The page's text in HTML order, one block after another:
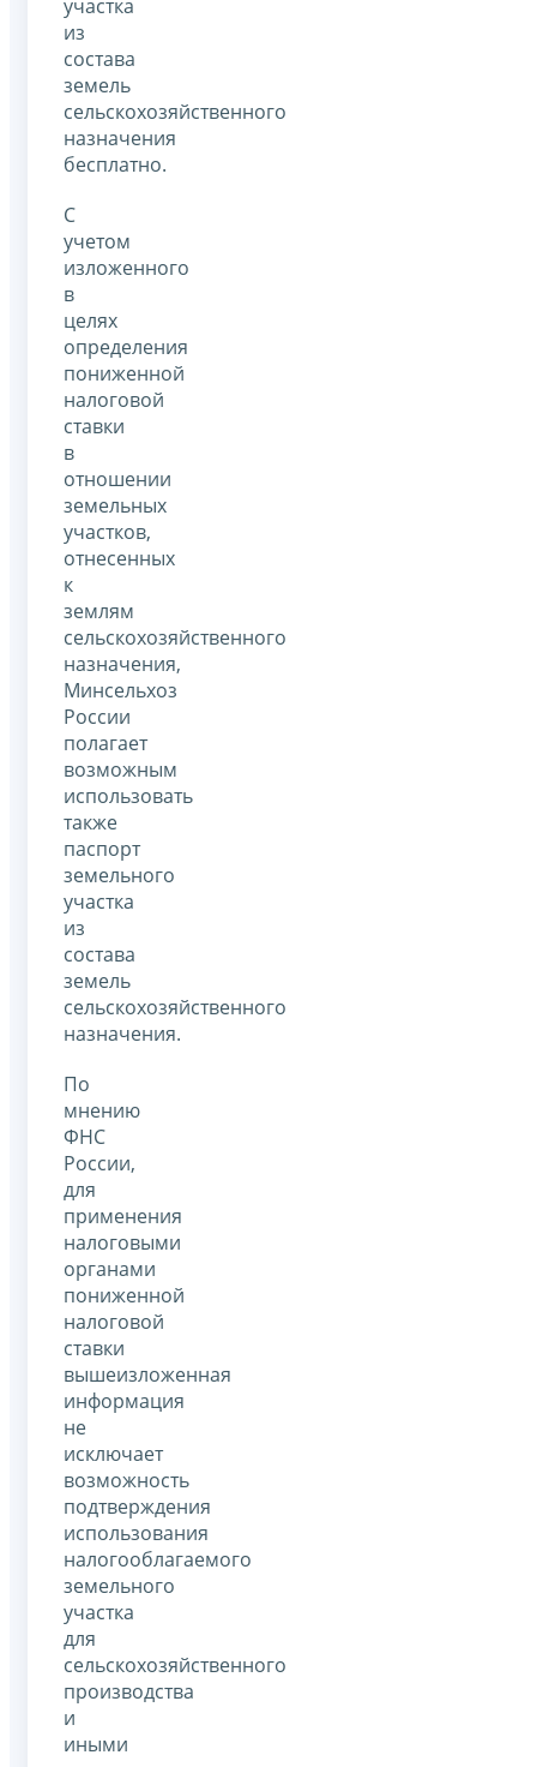
участка
из
состава
земель
сельскохозяйственного
назначения
бесплатно.
С
учетом
изложенного
в
целях
определения
пониженной
налоговой
ставки
в
отношении
земельных
участков,
отнесенных
к
землям
сельскохозяйственного
назначения,
Минсельхоз
России
полагает
возможным
использовать
также
паспорт
земельного
участка
из
состава
земель
сельскохозяйственного
назначения.
По
мнению
ФНС
России,
для
применения
налоговыми
органами
пониженной
налоговой
ставки
вышеизложенная
информация
не
исключает
возможность
подтверждения
использования
налогооблагаемого
земельного
участка
для
сельскохозяйственного
производства
и
иными